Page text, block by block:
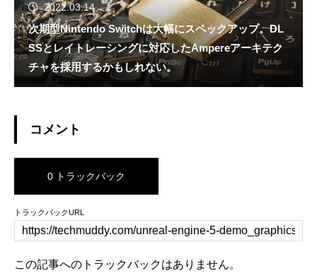
2022.03.14
次期型Nintendo Switchは大幅にスペックアップ。DL
SSとレイトレーシングに対応したAmpereアーキテク
チャを採用するかもしれない。
コメント
0 トラックバック
トラックバックURL
この記事へのトラックバックはありません。